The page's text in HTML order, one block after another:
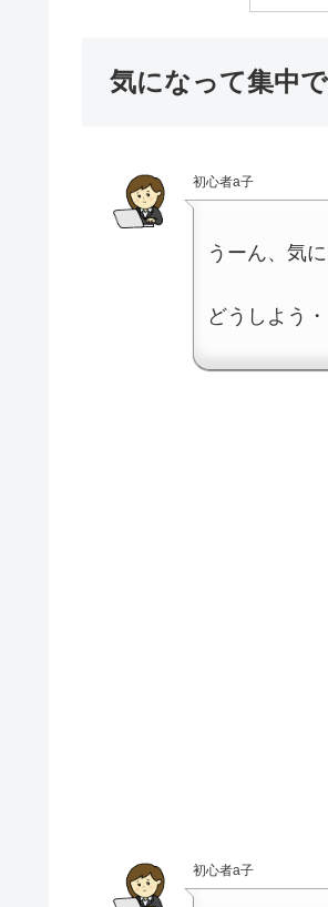
気になって集中
初心者a子
うーん、気
どうしよう・
初心者a子